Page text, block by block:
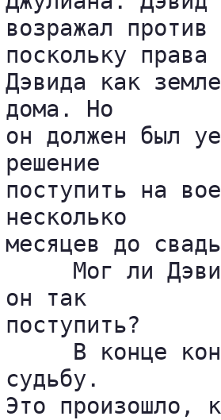
возражал
поскольку права
Дэвида как
дома. Но
он должен был
решение
поступить на
несколько
месяцев до
Мог ли
он так
поступить?
В конце
судьбу.
Это произошло,